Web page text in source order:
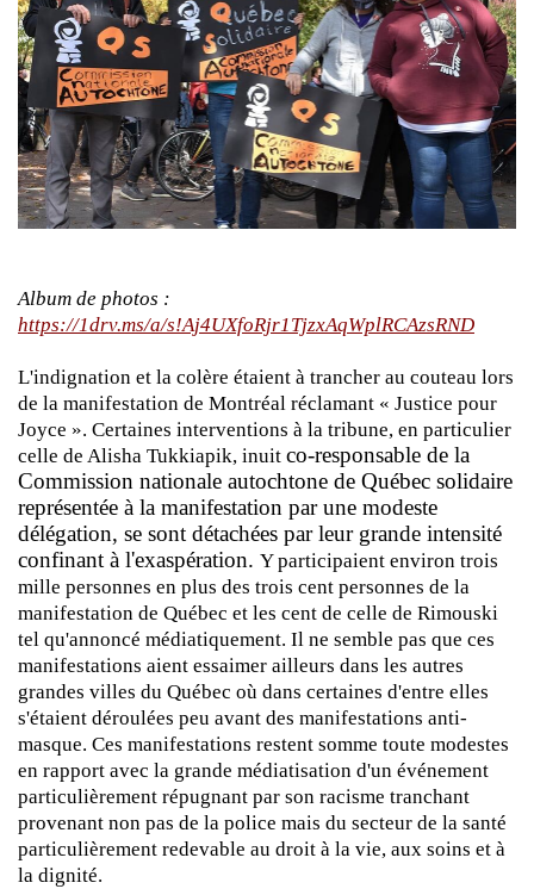
Album de photos :
https://1drv.ms/a/s!Aj4UXfoRjr1TjzxAqWplRCAzsRND
L'indignation et la colère étaient à trancher au couteau lors
de la manifestation de Montréal réclamant « Justice pour
Joyce ». Certaines interventions à la tribune, en particulier
celle de Alisha Tukkiapik, inuit co-responsable de la
Commission nationale autochtone de Québec solidaire
représentée à la manifestation par une modeste
délégation, se sont détachées par leur grande intensité
confinant à l'exaspération. Y participaient environ trois
mille personnes en plus des trois cent personnes de la
manifestation de Québec et les cent de celle de Rimouski
tel qu'annoncé médiatiquement. Il ne semble pas que ces
manifestations aient essaimer ailleurs dans les autres
grandes villes du Québec où dans certaines d'entre elles
s'étaient déroulées peu avant des manifestations anti-
masque. Ces manifestations restent somme toute modestes
en rapport avec la grande médiatisation d'un événement
particulièrement répugnant par son racisme tranchant
provenant non pas de la police mais du secteur de la santé
particulièrement redevable au droit à la vie, aux soins et à
la dignité.